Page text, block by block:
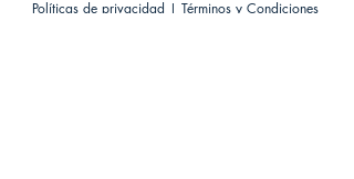
Políticas de privacidad | Términos y Condiciones